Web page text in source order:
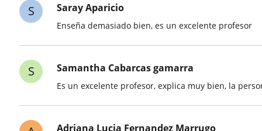
S Saray Aparicio
Enseña demasiado bien, es un excelente profesor
S Samantha Cabarcas gamarra
Es un excelente profesor, explica muy bien, la
Adriana Lucia Fernandez Marrugo